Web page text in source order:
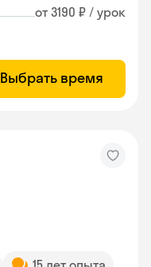
от 3190 ₽ / урок
Выбрать время